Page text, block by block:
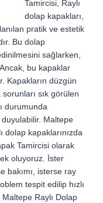
Tamircisi, Raylı
dolap kapakları,
pratik ve estetik
Bu dolap
sağlarken,
bu kapaklar
Kapakların düzgün
sık görülen
durumunda
Maltepe
dolap kapaklarınızda
Tamircisi olarak
oluyoruz. İster
bakımı, isterse ray
tespit edilip hızlı
Maltepe Raylı Dolap